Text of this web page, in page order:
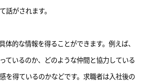
話がされます。
体的な情報を得ることができます。例えば、
ているのか、どのような仲間と協力している
を得ているのかなどです。求職者は入社後の